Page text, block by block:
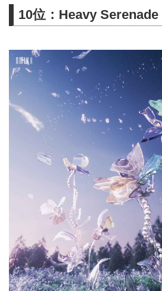
音楽記事は
ァンゲリオ
リーズのサ
む新たなガ
戦士
アクス)』
に公開され
数は206万
記録。4月
し、この春
るアニメ作
された楽曲
10位：Heavy Serenade